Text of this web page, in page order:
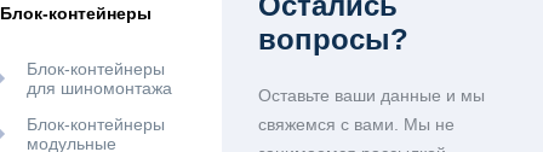
Блок-контейнеры
Блок-контейнеры
для шиномонтажа
Блок-контейнеры
модульные
вопросы?
Оставьте ваши данные и мы
свяжемся с вами. Мы не